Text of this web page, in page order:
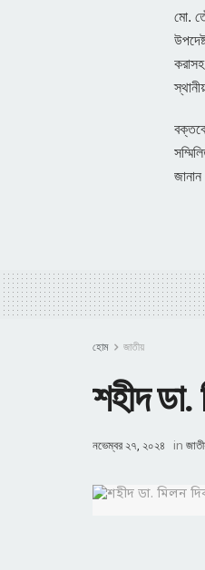
মো.
হোম জাতীয়
শহীদ
নভেম্বর ২৭, ২০২৪ in